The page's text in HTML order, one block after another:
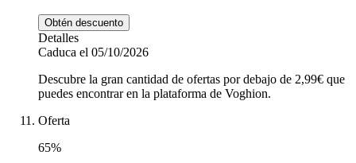
Obtén descuento
Detalles
Caduca el 05/10/2026
Descubre la gran cantidad de ofertas por debajo de 2,99€ que
puedes encontrar en la plataforma de Voghion.
Oferta
65%